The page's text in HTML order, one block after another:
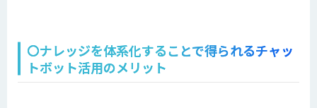
〇ナレッジを体系化することで得られるチャッ
トボット活用のメリット